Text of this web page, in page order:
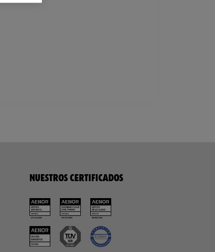
NUESTROS CERTIFICADOS